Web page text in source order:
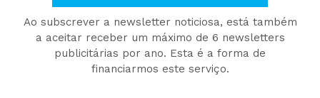
Ao subscrever a newsletter noticiosa, está também
a aceitar receber um máximo de 6 newsletters
publicitárias por ano. Esta é a forma de
financiarmos este serviço.